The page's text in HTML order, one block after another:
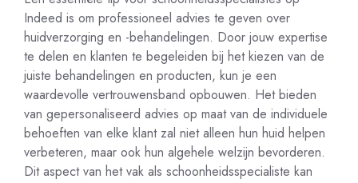
Indeed is om professioneel advies te geven over
huidverzorging en -behandelingen. Door jouw expertise
te delen en klanten te begeleiden bij het kiezen van de
juiste behandelingen en producten, kun je een
waardevolle vertrouwensband opbouwen. Het bieden
van gepersonaliseerd advies op maat van de individuele
behoeften van elke klant zal niet alleen hun huid helpen
verbeteren, maar ook hun algehele welzijn bevorderen.
Dit aspect van het vak als schoonheidsspecialiste kan